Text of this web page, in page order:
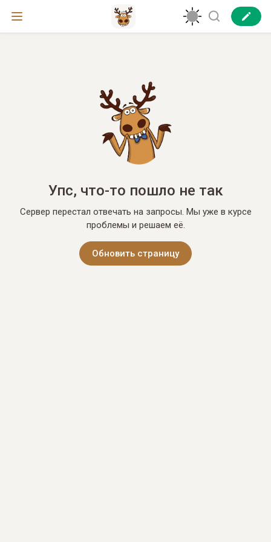
Упс, что-то пошло не так
Сервер перестал отвечать на запросы. Мы уже в курсе
проблемы и решаем её.
Обновить страницу